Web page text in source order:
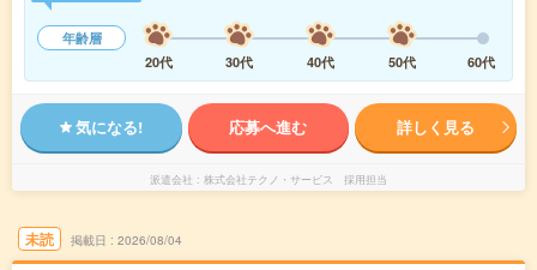
年齢層
20代
30代 40代 50代 60代
気になる! 応募へ進む 詳しく見る
派遣会社 株式会社テクノ・サービス 採用担当
未読 掲載日 2026/08/04